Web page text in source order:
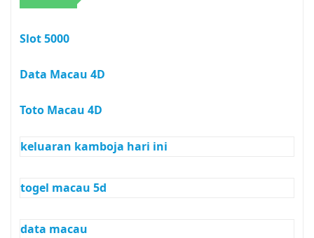
Slot 5000
Data Macau 4D
Toto Macau 4D
keluaran kamboja hari ini
togel macau 5d
data macau